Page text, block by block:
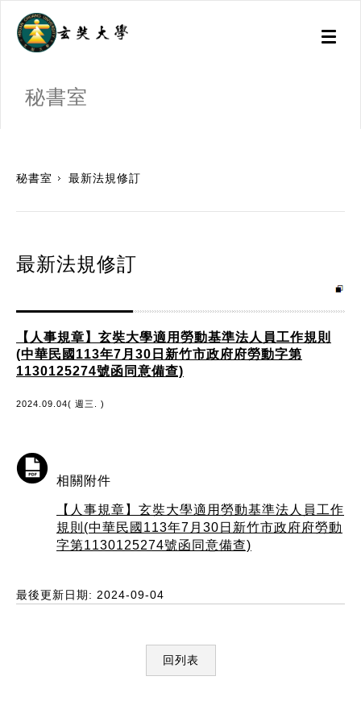
Toggle
秘書室
秘書室 最新法規修訂
最新法規修訂
【人事規章】玄奘大學適用勞動基準法人員工作規則
(中華民國113年7月30日新竹市政府府勞動字第
1130125274號函同意備查)
2024.09.04( 週三. )
相關附件
【人事規章】玄奘大學適用勞動基準法人員工作
規則(中華民國113年7月30日新竹市政府府勞動
字第1130125274號函同意備查)
最後更新日期: 2024-09-04
回列表